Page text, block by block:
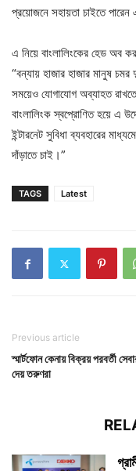
প্রয়োজনে সহায়তা চাইতে
এ নিয়ে বাংলালিংকের হেড অব
“বন্যায় হাজার হাজার মানুষ
সময়েও যোগাযোগ অব্যাহত রাখতে
বাংলালিংক স্বপ্রোণিত হয়ে এ
ইন্টারনেট সুবিধা ব্যবহারের
দাঁড়াতে চাই।”
TAGS Latest
Previous article
স্মার্টফোন কেনায় বিক্রয় পরবর্তী
দেয় তরুণরা